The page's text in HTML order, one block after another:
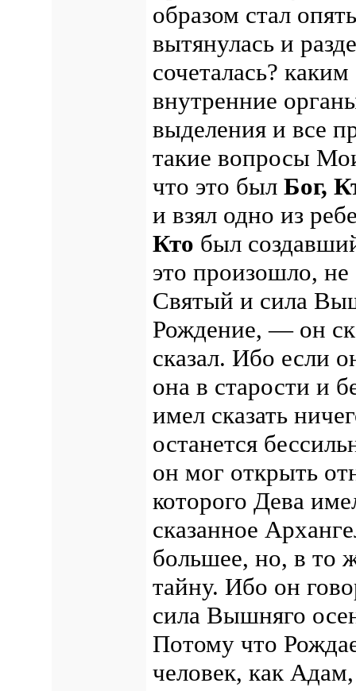
образом стал
вытянулась и
сочеталась?
внутренние
выделения и все
такие вопросы
что это был Бог,
и взял одно из
Кто был
это произошло,
Святый и сила
Рождение, — он
сказал. Ибо если
она в старости и
имел сказать
останется
он мог открыть
которого Дева
сказанное
большее, но, в то
тайну. Ибо он
сила Вышняго
Потому что
человек, как